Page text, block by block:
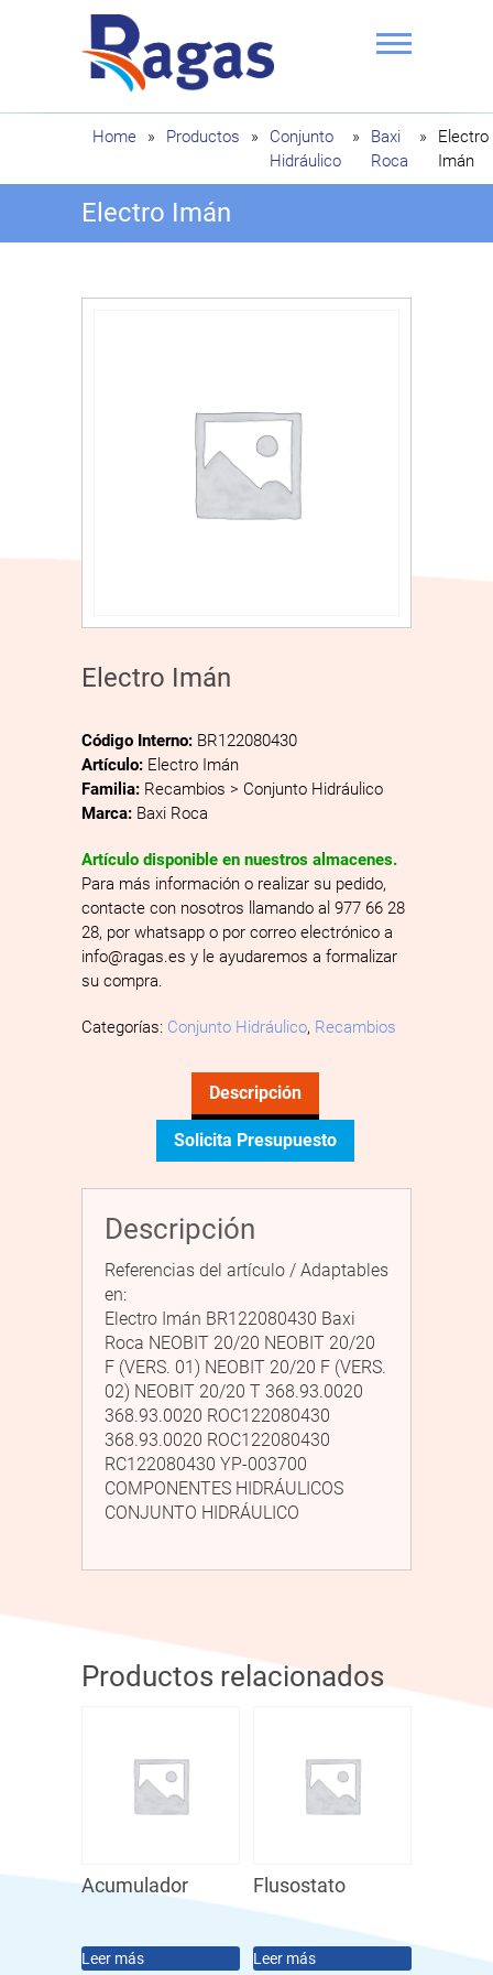
Ragas
Home » Productos »
Conjunto
Hidráulico
»
Baxi
Roca
»
Electro
Imán
Electro Imán
Electro Imán
Código Interno: BR122080430
Artículo: Electro Imán
Familia: Recambios > Conjunto Hidráulico
Marca: Baxi Roca
Artículo disponible en nuestros almacenes.
Para más información o realizar su pedido,
contacte con nosotros llamando al 977 66 28
28, por whatsapp o por correo electrónico a
info@ragas.es y le ayudaremos a formalizar
su compra.
Categorías: Conjunto Hidráulico, Recambios
Descripción
Solicita Presupuesto
Descripción
Referencias del artículo / Adaptables
en:
Electro Imán BR122080430 Baxi
Roca NEOBIT 20/20 NEOBIT 20/20
F (VERS. 01) NEOBIT 20/20 F (VERS.
02) NEOBIT 20/20 T 368.93.0020
368.93.0020 ROC122080430
368.93.0020 ROC122080430
RC122080430 YP-003700
COMPONENTES HIDRÁULICOS
CONJUNTO HIDRÁULICO
Productos relacionados
Acumulador
Leer más
Flusostato
Leer más